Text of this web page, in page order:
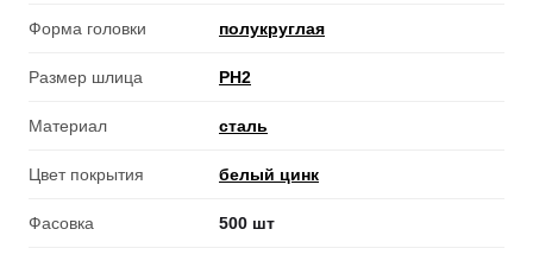
Форма головки полукруглая
Размер шлица PH2
Материал сталь
Цвет покрытия белый цинк
Фасовка 500 шт